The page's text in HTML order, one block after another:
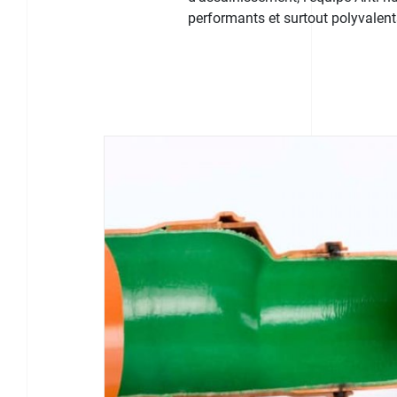
performants et surtout